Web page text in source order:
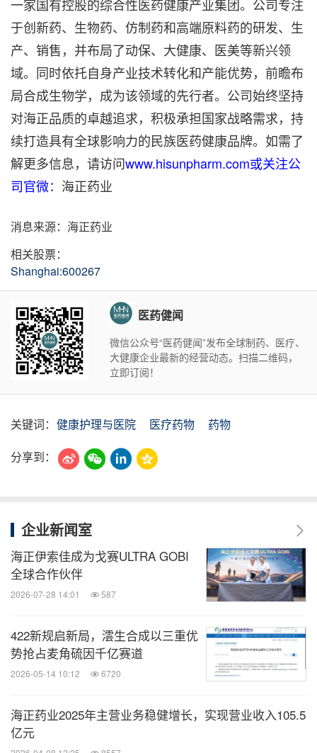
一家国有控股的综合性医药健康产业集团。公司专注
于创新药、生物药、仿制药和高端原料药的研发、生
产、销售，并布局了动保、大健康、医美等新兴领
域。同时依托自身产业技术转化和产能优势，前瞻布
局合成生物学，成为该领域的先行者。公司始终坚持
对海正品质的卓越追求，积极承担国家战略需求，持
续打造具有全球影响力的民族医药健康品牌。如需了
解更多信息，请访问www.hisunpharm.com或关注公
司官微：海正药业
消息来源：海正药业
相关股票：
Shanghai:600267
医药健闻
微信公众号“医药健闻”发布全球制药、医疗、
大健康企业最新的经营动态。扫描二维码，
立即订阅！
关键词： 健康护理与医院 医疗药物
药物
分享到：
企业新闻室
海正伊索佳成为戈赛ULTRA GOBI
全球合作伙伴
2026-07-28 14:01 587
422新规启新局，澐生合成以三重优
势抢占麦角硫因千亿赛道
2026-05-14 10:12 6720
海正药业2025年主营业务稳健增长，实现营业收入105.5
亿元